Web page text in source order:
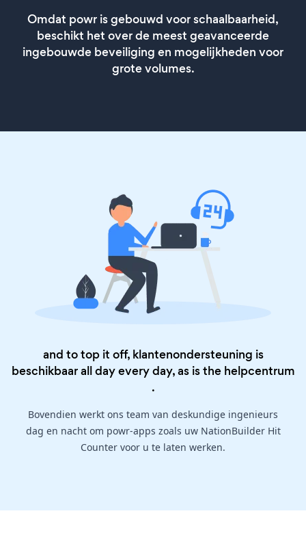
Omdat powr is gebouwd voor schaalbaarheid,
beschikt het over de meest geavanceerde
ingebouwde beveiliging en mogelijkheden voor
grote volumes.
and to top it off, klantenondersteuning is
beschikbaar all day every day, as is the helpcentrum
.
Bovendien werkt ons team van deskundige ingenieurs
dag en nacht om powr-apps zoals uw NationBuilder Hit
Counter voor u te laten werken.